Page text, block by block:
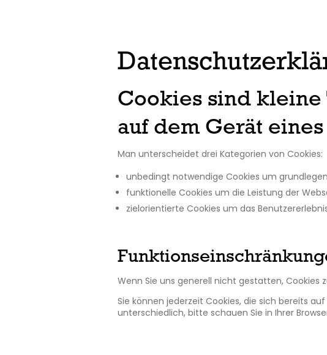
Cookies sind kleine
auf dem Gerät
Man unterscheidet drei Kategorien von Cookies:
unbedingt notwendige Cookies um
funktionelle Cookies um die Leistung der
zielorientierte Cookies um das
Wenn Sie uns generell nicht gestatten, Cookies
Sie können jederzeit Cookies, die sich bereits
unterschiedlich, bitte schauen Sie in Ihrer